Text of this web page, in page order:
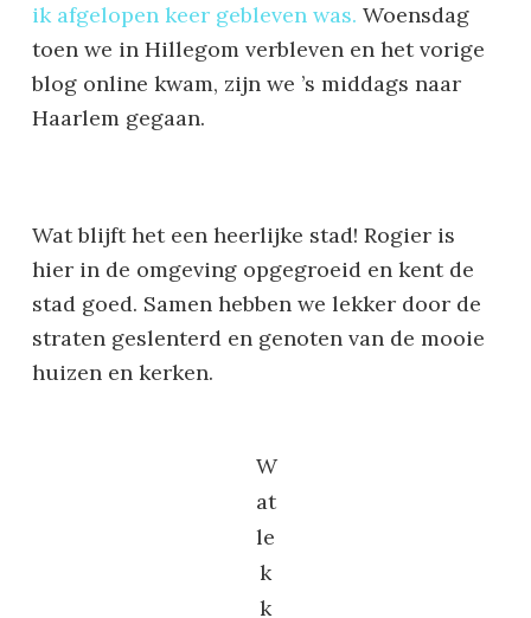
ik afgelopen keer gebleven was. Woensdag
toen we in Hillegom verbleven en het vorige
blog online kwam, zijn we ’s middags naar
Haarlem gegaan.
Wat blijft het een heerlijke stad! Rogier is
hier in de omgeving opgegroeid en kent de
stad goed. Samen hebben we lekker door de
straten geslenterd en genoten van de mooie
huizen en kerken.
W
at
le
k
k